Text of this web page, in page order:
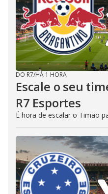
DO R7/HÁ 1 HORA
Escale o seu
R7 Esportes
É hora de escalar o Timão